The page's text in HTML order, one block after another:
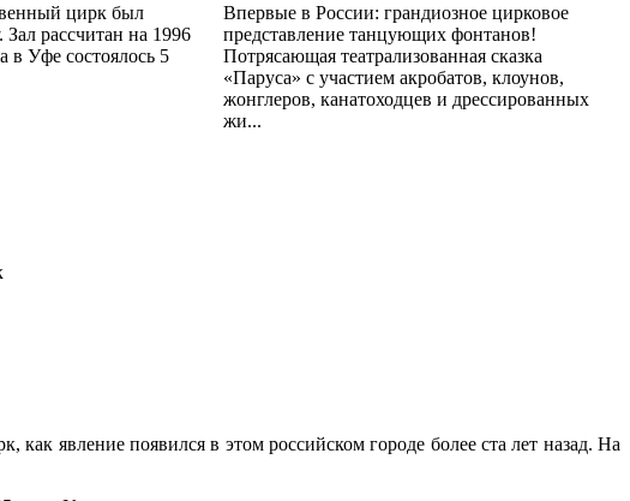
цирк был
Зал рассчитан на 1996
в Уфе состоялось 5
Впервые в России: грандиозное цирковое
представление танцующих фонтанов!
Потрясающая театрализованная сказка
«Паруса» с участием акробатов, клоунов,
жонглеров, канатоходцев и дрессированных
жи...
как явление появился в этом российском городе более ста лет назад. На